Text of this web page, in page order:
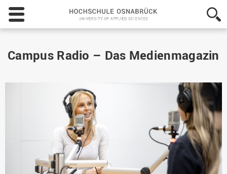
Hochschule
Osnabrück
-
Applied
Campus Radio – Das Medienmagazin